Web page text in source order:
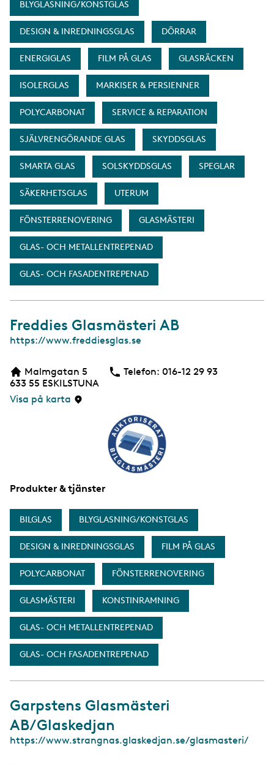
BLYGLASNING/KONSTGLAS
DESIGN & INREDNINGSGLAS DÖRRAR
ENERGIGLAS FILM PÅ GLAS GLASRÄCKEN
ISOLERGLAS MARKISER & PERSIENNER
POLYCARBONAT SERVICE & REPARATION
SJÄLVRENGÖRANDE GLAS SKYDDSGLAS
SMARTA GLAS SOLSKYDDSGLAS SPEGLAR
SÄKERHETSGLAS UTERUM
FÖNSTERRENOVERING GLASMÄSTERI
GLAS- OCH METALLENTREPENAD
GLAS- OCH FASADENTREPENAD
Freddies Glasmästeri AB
W
b
s
i
https://www.freddiesglas.se
Malmgatan 5
633 55 ESKILSTUNA
Visa på karta
Telefon: Telefon
016-12 29 93
Produkter & tjänster
BILGLAS BLYGLASNING/KONSTGLAS
DESIGN & INREDNINGSGLAS FILM PÅ GLAS
POLYCARBONAT FÖNSTERRENOVERING
GLASMÄSTERI KONSTINRAMNING
GLAS- OCH METALLENTREPENAD
GLAS- OCH FASADENTREPENAD
Garpstens Glasmästeri
AB/Glaskedjan
W
https://www.strangnas.glaskedjan.se/glasmasteri/